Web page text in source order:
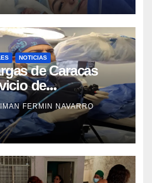
NOTICIAS
de Caracas
de
para
de pacientes
FERMIN NAVARRO